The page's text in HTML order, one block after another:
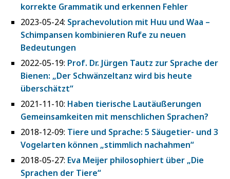
korrekte Grammatik und erkennen Fehler
2023-05-24: Sprachevolution mit Huu und Waa –
Schimpansen kombinieren Rufe zu neuen
Bedeutungen
2022-05-19: Prof. Dr. Jürgen Tautz zur Sprache der
Bienen: „Der Schwänzeltanz wird bis heute
überschätzt“
2021-11-10: Haben tierische Lautäußerungen
Gemeinsamkeiten mit menschlichen Sprachen?
2018-12-09: Tiere und Sprache: 5 Säugetier- und 3
Vogelarten können „stimmlich nachahmen“
2018-05-27: Eva Meijer philosophiert über „Die
Sprachen der Tiere“